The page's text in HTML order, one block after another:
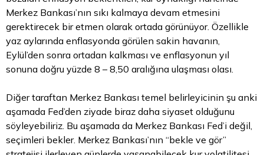
Merkez Bankası’nın sıkı kalmaya devam etmesini
gerektirecek bir etmen olarak ortada görünüyor. Özellikle
yaz aylarında enflasyonda görülen sakin havanın,
Eylül’den sonra ortadan kalkması ve enflasyonun yıl
sonuna doğru yüzde 8 – 8,50 aralığına ulaşması olası.
Diğer taraftan Merkez Bankası temel belirleyicinin şu anki
aşamada Fed’den ziyade biraz daha siyaset olduğunu
söyleyebiliriz. Bu aşamada da Merkez Bankası Fed’i değil,
seçimleri bekler. Merkez Bankası’nın “bekle ve gör”